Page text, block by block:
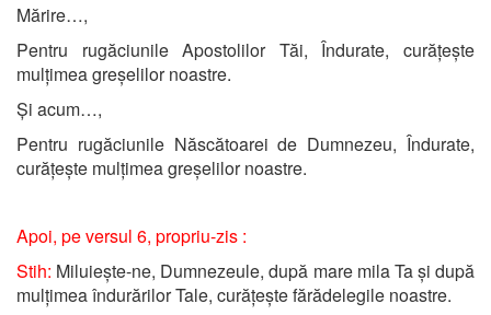
Mărire…,
Pentru rugăciunile Apostolilor Tăi, Îndurate, curățește
mulțimea greșelilor noastre.
Și acum…,
Pentru rugăciunile Născătoarei de Dumnezeu, Îndurate,
curățește mulțimea greșelilor noastre.
Apoi, pe versul 6, propriu-zis :
Stih: Miluiește-ne, Dumnezeule, după mare mila Ta și după
mulțimea îndurărilor Tale, curățește fărădelegile noastre.